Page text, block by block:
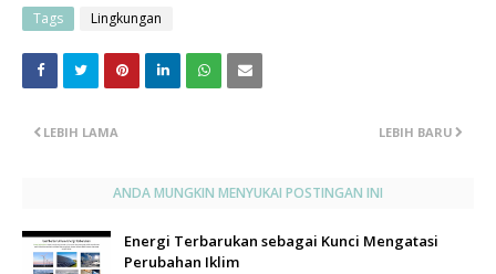
Tags Lingkungan
LEBIH BARU
LEBIH LAMA
ANDA MUNGKIN MENYUKAI POSTINGAN INI
Energi Terbarukan sebagai Kunci Mengatasi
Perubahan Iklim